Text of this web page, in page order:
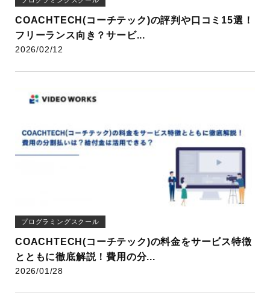
COACHTECH(コーチテック)の評判や口コミ15選！
フリーランス向き？サービ...
2026/02/12
プログラミングスクール
COACHTECH(コーチテック)の料金をサービス特徴
とともに徹底解説！費用の分...
2026/01/28